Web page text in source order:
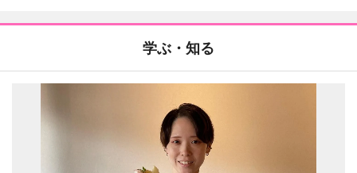
学ぶ・知る